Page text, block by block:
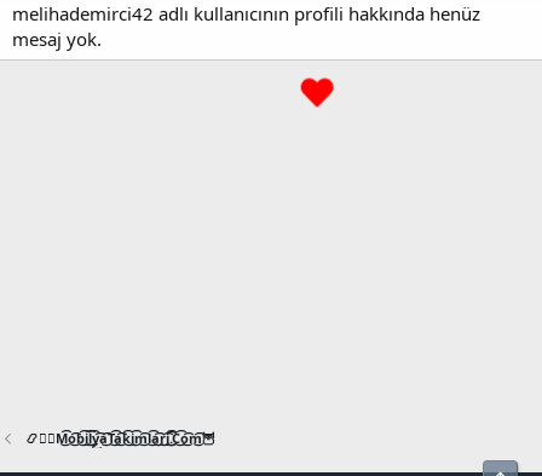
melihademirci42 adlı kullanıcının profili hakkında henüz
mesaj yok.
📿🧙‍♂️M͜͡o͜͡b͜͡i͜͡l͜͡y͜͡a͜͡T͜͡a͜͡k͜͡i͜͡m͜͡l͜͡a͜͡r͜͡i͜͡.͜͡C͜͡o͜͡m͜͡🦉